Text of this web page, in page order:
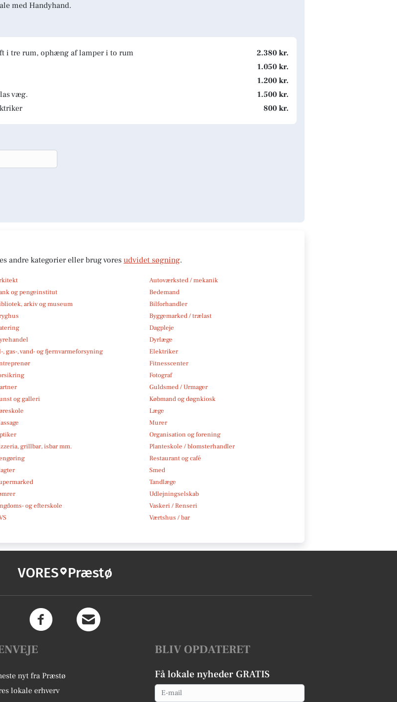
med Handyhand.
i tre rum, ophæng af lamper i to rum
2.380 kr.
1.050 kr.
1.200 kr.
væg.
1.500 kr.
800 kr.
andre kategorier eller brug vores udvidet søgning.
Autoværksted / mekanik
og pengeinstitut
Bedemand
arkiv og museum
Bilforhandler
Byggemarked / trælast
Dagpleje
Dyrlæge
, gas-, vand- og fjernvarmeforsyning
Elektriker
Fitnesscenter
Fotograf
Guldsmed / Urmager
og galleri
Købmand og døgnkiosk
Læge
Murer
Organisation og forening
grillbar, isbar mm.
Planteskole / blomsterhandler
Restaurant og café
Smed
Tandlæge
Udlejningselskab
og efterskole
Vaskeri / Renseri
Værtshus / bar
VORES Præstø
nyt fra Præstø
lokale erhverv
BLIV OPDATERET
Få lokale nyheder GRATIS
Email